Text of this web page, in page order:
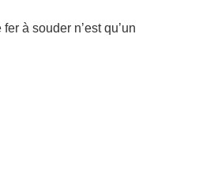
à souder n’est qu’un